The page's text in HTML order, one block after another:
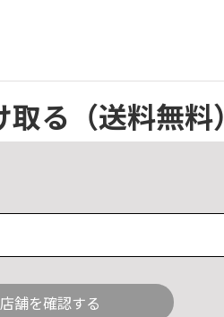
取る （送料無料）
舗を確認する